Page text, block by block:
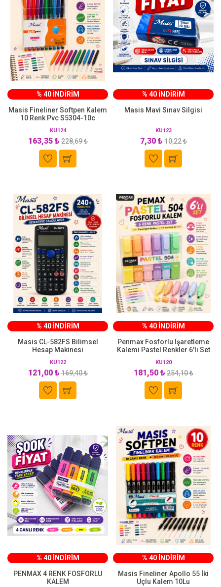
% 40 İNDİRİM
Masis Fineliner Softpen Kalem
10 Renk Pvc S5304-10c
KU124
163,35 ₺228,69 ₺
% 40 İNDİRİM
Masis Mavi Sınav Silgisi
KU123
7,30 ₺10,22 ₺
% 40 İNDİRİM
Masis CL-582FS Bilimsel
Hesap Makinesi
KU122
121,00 ₺169,40 ₺
% 40 İNDİRİM
Penmax Fosforlu Işaretleme
Kalemi Pastel Renkler 6'lı Set
KU120
181,50 ₺254,10 ₺
% 40 İNDİRİM
PENMAX 4 RENK FOSFORLU
KALEM
% 40 İNDİRİM
Masis Fineliner Apollo 55 İki
Uçlu Kalem 10Lu